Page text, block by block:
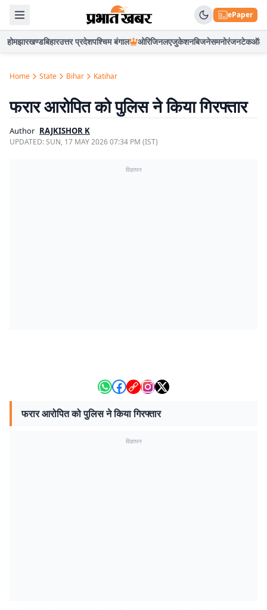
ePaper
होमझारखण्डबिहारउत्तर प्रदेशपश्चिम बंगाल ओरिजिनलएजुकेशनबिजनेसमनोरंजनटेकऑटो
Home State Bihar Katihar
फरार आरोपित को पुलिस ने किया गिरफ्तार
Author RAJKISHOR K
UPDATED:SUN, 17 MAY 2026 07:34 PM (IST)
विज्ञापन
फरार आरोपित को पुलिस ने किया गिरफ्तार
विज्ञापन